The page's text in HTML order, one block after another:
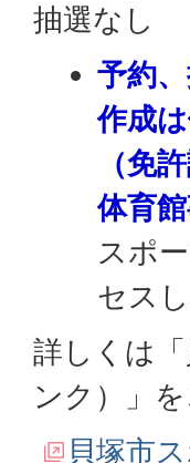
抽選なし
予約
作成
（免
体育
スポ
セス
詳しくは
ンク）」
貝塚市